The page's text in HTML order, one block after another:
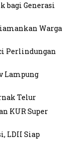
bagi Generasi
Warga
Perlindungan
Lampung
Telur
KUR Super
LDII Siap